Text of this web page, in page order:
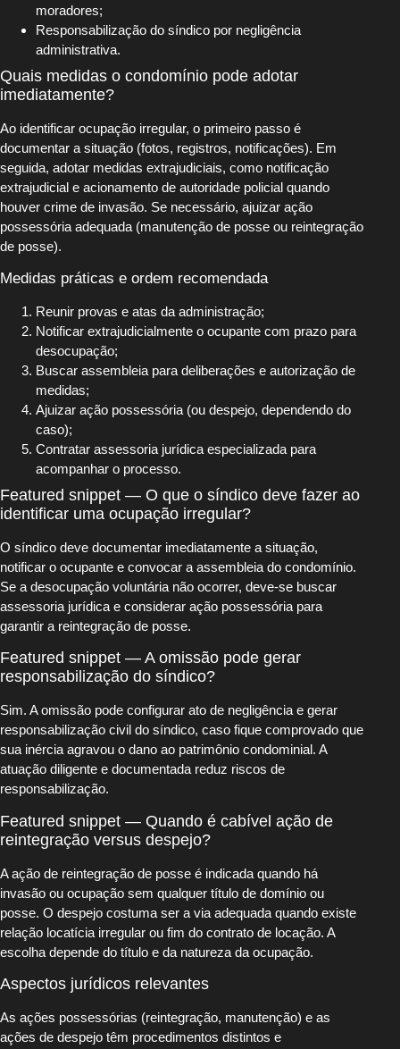
moradores;
Responsabilização do síndico por negligência
administrativa.
Quais medidas o condomínio pode adotar
imediatamente?
Ao identificar ocupação irregular, o primeiro passo é
documentar a situação (fotos, registros, notificações). Em
seguida, adotar medidas extrajudiciais, como notificação
extrajudicial e acionamento de autoridade policial quando
houver crime de invasão. Se necessário, ajuizar ação
possessória adequada (manutenção de posse ou reintegração
de posse).
Medidas práticas e ordem recomendada
Reunir provas e atas da administração;
Notificar extrajudicialmente o ocupante com prazo para
desocupação;
Buscar assembleia para deliberações e autorização de
medidas;
Ajuizar ação possessória (ou despejo, dependendo do
caso);
Contratar assessoria jurídica especializada para
acompanhar o processo.
Featured snippet — O que o síndico deve fazer ao
identificar uma ocupação irregular?
O síndico deve documentar imediatamente a situação,
notificar o ocupante e convocar a assembleia do condomínio.
Se a desocupação voluntária não ocorrer, deve-se buscar
assessoria jurídica e considerar ação possessória para
garantir a reintegração de posse.
Featured snippet — A omissão pode gerar
responsabilização do síndico?
Sim. A omissão pode configurar ato de negligência e gerar
responsabilização civil do síndico, caso fique comprovado que
sua inércia agravou o dano ao patrimônio condominial. A
atuação diligente e documentada reduz riscos de
responsabilização.
Featured snippet — Quando é cabível ação de
reintegração versus despejo?
A ação de reintegração de posse é indicada quando há
invasão ou ocupação sem qualquer título de domínio ou
posse. O despejo costuma ser a via adequada quando existe
relação locatícia irregular ou fim do contrato de locação. A
escolha depende do título e da natureza da ocupação.
Aspectos jurídicos relevantes
As ações possessórias (reintegração, manutenção) e as
ações de despejo têm procedimentos distintos e